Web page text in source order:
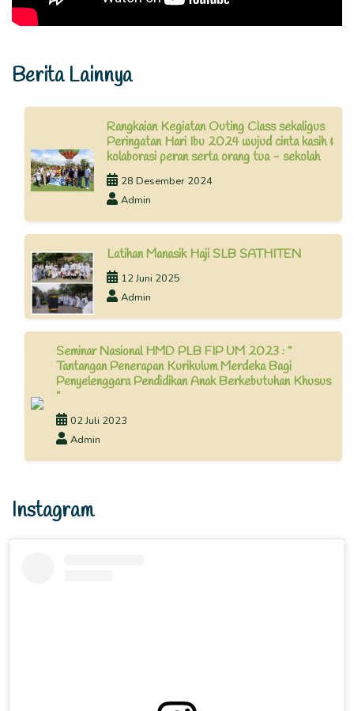
Berita Lainnya
Rangkaian Kegiatan Outing Class sekaligus
Peringatan Hari Ibu 2024 wujud cinta kasih &
kolaborasi peran serta orang tua - sekolah
28 Desember 2024
Admin
Latihan Manasik Haji SLB SATHITEN
12 Juni 2025
Admin
Seminar Nasional HMD PLB FIP UM 2023 : ”
Tantangan Penerapan Kurikulum Merdeka Bagi
Penyelenggara Pendidikan Anak Berkebutuhan Khusus
”
02 Juli 2023
Admin
Instagram